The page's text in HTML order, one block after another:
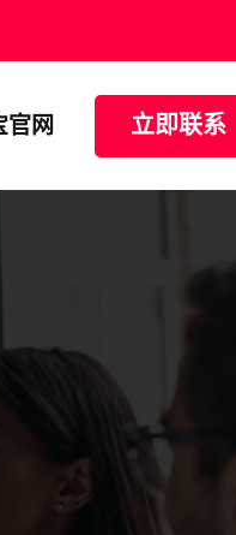
官网 立即联系